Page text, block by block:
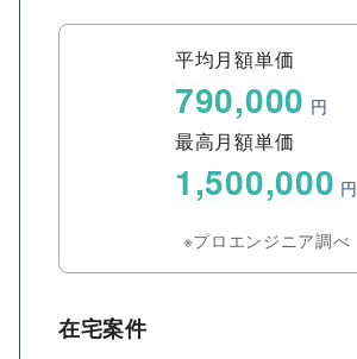
平均月額単価
790,000 円
最高月額単価
1,500,000 円
※プロエンジニア調べ
在宅案件